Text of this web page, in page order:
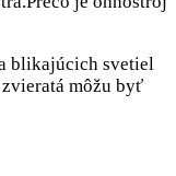
blikajúcich svetiel
môžu byť